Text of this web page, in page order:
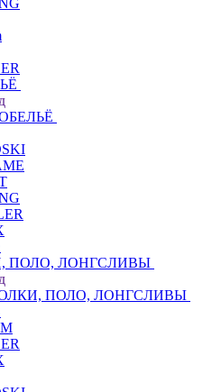
ПОЛО, ЛОНГСЛИВЫ
ПОЛО, ЛОНГСЛИВЫ